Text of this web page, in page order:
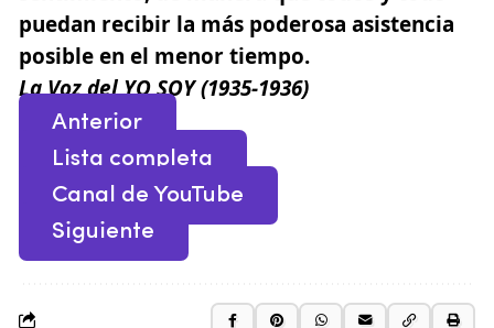
puedan recibir la más poderosa asistencia
posible en el menor tiempo.
La Voz del YO SOY (1935-1936)
Anterior
Lista completa
Canal de YouTube
Siguiente